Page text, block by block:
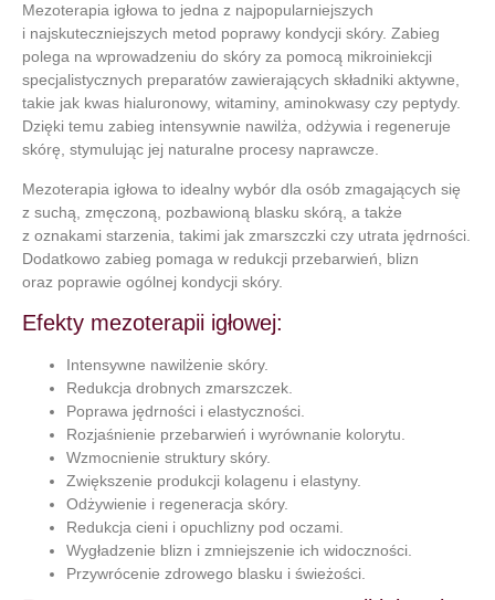
Mezoterapia igłowa to jedna z najpopularniejszych
i najskuteczniejszych metod poprawy kondycji skóry. Zabieg
polega na wprowadzeniu do skóry za pomocą mikroiniekcji
specjalistycznych preparatów zawierających składniki aktywne,
takie jak kwas hialuronowy, witaminy, aminokwasy czy peptydy.
Dzięki temu zabieg intensywnie nawilża, odżywia i regeneruje
skórę, stymulując jej naturalne procesy naprawcze.
Mezoterapia igłowa to idealny wybór dla osób zmagających się
z suchą, zmęczoną, pozbawioną blasku skórą, a także
z oznakami starzenia, takimi jak zmarszczki czy utrata jędrności.
Dodatkowo zabieg pomaga w redukcji przebarwień, blizn
oraz poprawie ogólnej kondycji skóry.
Efekty mezoterapii igłowej:
Intensywne nawilżenie skóry.
Redukcja drobnych zmarszczek.
Poprawa jędrności i elastyczności.
Rozjaśnienie przebarwień i wyrównanie kolorytu.
Wzmocnienie struktury skóry.
Zwiększenie produkcji kolagenu i elastyny.
Odżywienie i regeneracja skóry.
Redukcja cieni i opuchlizny pod oczami.
Wygładzenie blizn i zmniejszenie ich widoczności.
Przywrócenie zdrowego blasku i świeżości.